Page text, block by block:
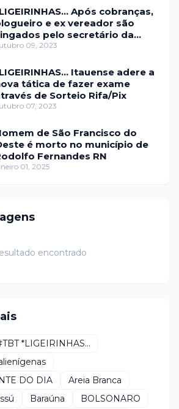
Após cobranças,
e ex vereador são
pelo secretário da
de Itaú
09, 2023
Itauense adere a
tática de fazer exame
de Sorteio Rifa/Pix
07, 2023
de São Francisco do
é morto no município de
Fernandes RN
01, 2025
encontrado
*LIGEIRINHAS...
DO DIA
Areia Branca
Baraúna
BOLSONARO